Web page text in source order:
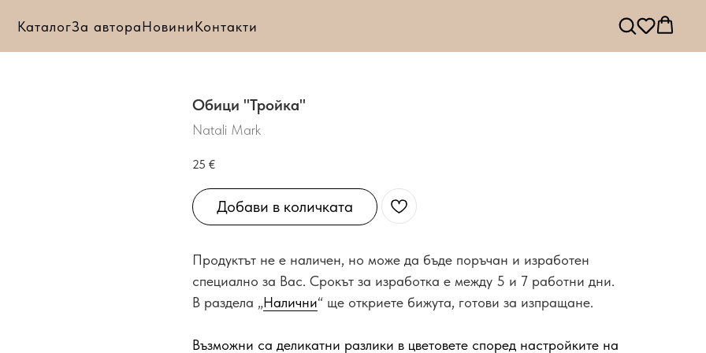
КаталогЗа автораНовиниКонтакти
Обици "Тройка"
Natali Mark
25 €
Добави в количката
Продуктът не е наличен, но може да бъде поръчан и изработен
специално за Вас. Срокът за изработка е между 5 и 7 работни дни.
В раздела „Налични“ ще откриете бижута, готови за изпращане.
Възможни са деликатни разлики в цветовете според настройките на